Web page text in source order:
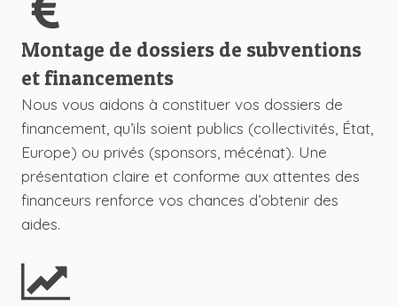
Montage de dossiers de subventions
et financements
Nous vous aidons à constituer vos dossiers de
financement, qu’ils soient publics (collectivités, État,
Europe) ou privés (sponsors, mécénat). Une
présentation claire et conforme aux attentes des
financeurs renforce vos chances d’obtenir des
aides.